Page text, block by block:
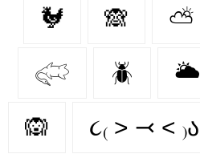
🐓 🙈 ⛅
𓅾 🪲 🌥️
🙉 ૮₍ ˃ ⤙ ˂ ₎ა